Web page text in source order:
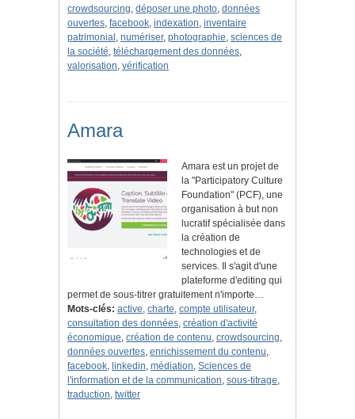
crowdsourcing, déposer une photo, données
ouvertes, facebook, indexation, inventaire
patrimonial , numériser, photographie, sciences de
la société, téléchargement des données,
valorisation, vérification
Amara
Amara est un projet de
la "Participatory Culture
Foundation" (PCF), une
organisation à but non
lucratif spécialisée dans
la création de
technologies et de
services. Il s'agit d'une
plateforme d'editing qui
permet de sous-titrer gratuitement n'importe…
Mots-clés: active, charte, compte utilisateur,
consultation des données, création d'activité
économique, création de contenu, crowdsourcing,
données ouvertes, enrichissement du contenu,
facebook, linkedin, médiation, Sciences de
l'information et de la communication, sous-titrage,
traduction, twitter